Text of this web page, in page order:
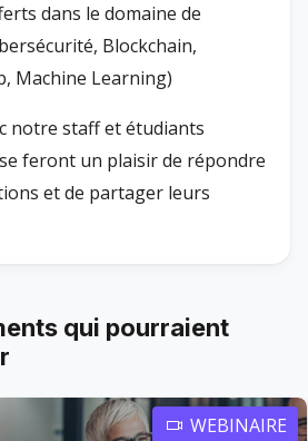
dans le domaine de
Blockchain,
Machine Learning)
notre staff et étudiants
feront un plaisir de répondre
et de partager leurs
qui pourraient
WEBINAIRE